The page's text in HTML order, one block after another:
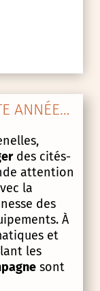
ANNÉE…
des cités-
attention
la
des
À
et
les
sont